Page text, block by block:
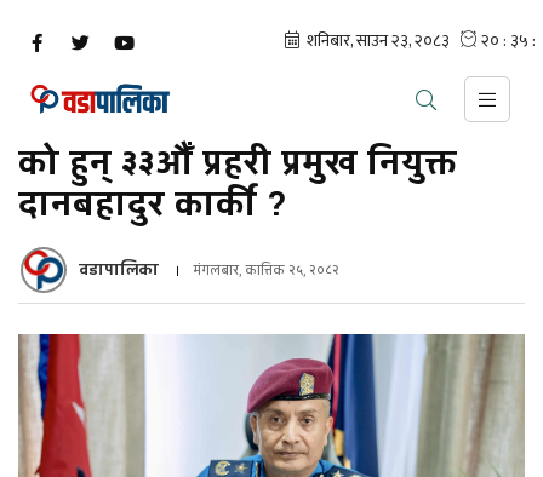
को हुन् ३३औँ प्रहरी प्रमुख नियुक्त
दानबहादुर कार्की ?
वडापालिका मंगलबार, कात्तिक २५, २०८२